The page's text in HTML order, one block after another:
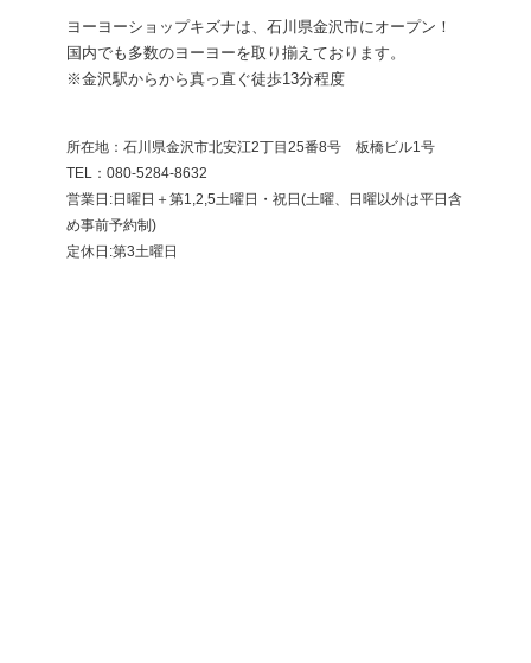
ヨーヨーショップキズナは、石川県金沢市にオープン！
国内でも多数のヨーヨーを取り揃えております。
※金沢駅からから真っ直ぐ徒歩13分程度
所在地：石川県金沢市北安江2丁目25番8号 板橋ビル1号
​TEL：080-5284-8632
営業日:日曜日＋第1,2,5土曜日・祝日(土曜、日曜以外は平日含
め事前予約制)
定休日:第3土曜日